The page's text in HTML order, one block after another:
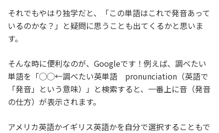
それでもやはり独学だと、「この単語はこれで発音あって
いるのかな？」と疑問に思うことも出てくるかと思いま
す。
そんな時に便利なのが、Googleです！例えば、調べたい
単語を「◯◯←調べたい英単語 pronunciation（英語で
「発音」という意味）」と検索すると、一番上に音（発音
の仕方）が表示されます。
アメリカ英語かイギリス英語かを自分で選択することもで